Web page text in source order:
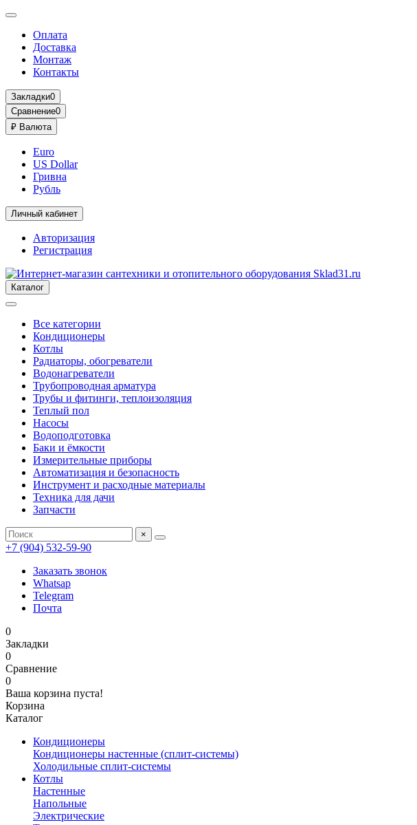
Оплата
Доставка
Монтаж
Контакты
Закладки0
Сравнение0
₽ Валюта
Euro
US Dollar
Гривна
Рубль
Личный кабинет
Авторизация
Регистрация
Каталог
Все категории
Кондиционеры
Котлы
Радиаторы, обогреватели
Водонагреватели
Трубопроводная арматура
Трубы и фитинги, теплоизоляция
Теплый пол
Насосы
Водоподготовка
Баки и ёмкости
Измерительные приборы
Автоматизация и безопасность
Инструмент и расходные материалы
Техника для дачи
Запчасти
×
+7 (904) 532-59-90
Заказать звонок
Whatsap
Telegram
Почта
0
Закладки
0
Сравнение
0
Ваша корзина пуста!
Корзина
Каталог
Кондиционеры
Кондиционеры настенные (сплит-системы)
Холодильные сплит-системы
Котлы
Настенные
Напольные
Электрические